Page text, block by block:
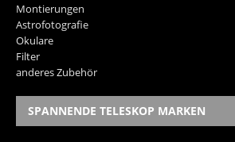
Montierungen
Astrofotografie
Okulare
Filter
anderes Zubehör
SPANNENDE TELESKOP MARKEN